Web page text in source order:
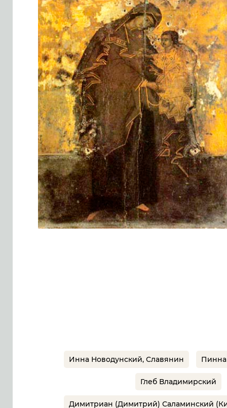
Инна Новодунский, Славянин Пинна
Глеб Владимирский
Димитриан (Димитрий) Саламинский